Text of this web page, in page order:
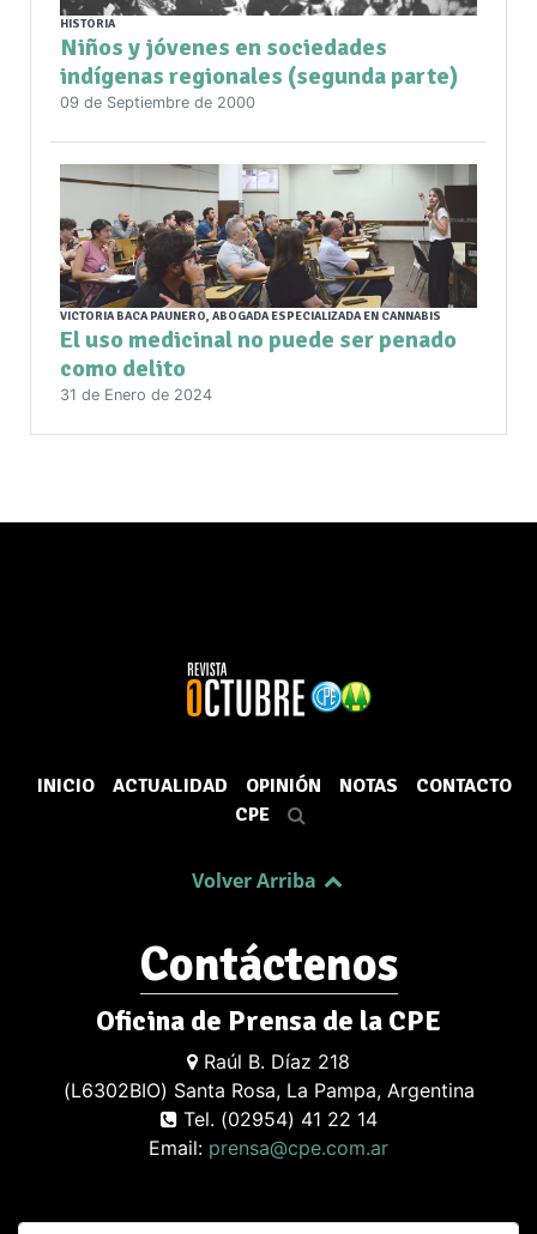
HISTORIA
Niños y jóvenes en sociedades
indígenas regionales (segunda parte)
09 de Septiembre de 2000
VICTORIA BACA PAUNERO, ABOGADA ESPECIALIZADA EN CANNABIS
El uso medicinal no puede ser penado
como delito
31 de Enero de 2024
INICIO ACTUALIDAD OPINIÓN NOTAS
CONTACTO
CPE
Volver Arriba
Contáctenos
Oficina de Prensa de la CPE
Raúl B. Díaz 218
(L6302BIO) Santa Rosa, La Pampa, Argentina
Tel. (02954) 41 22 14
Email: prensa@cpe.com.ar